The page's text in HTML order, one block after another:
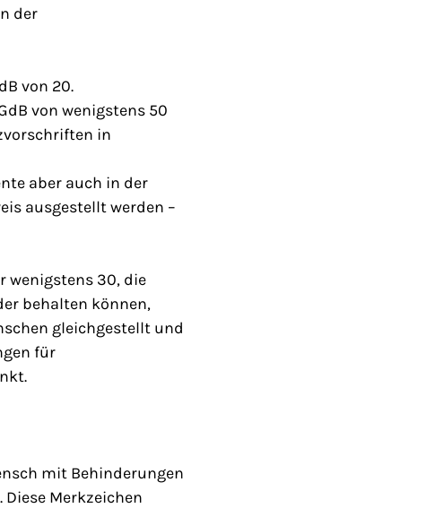
der
von 20.
von wenigstens 50
in
aber auch in der
ausgestellt werden –
wenigstens 30, die
behalten können,
gleichgestellt und
für
mit Behinderungen
Merkzeichen